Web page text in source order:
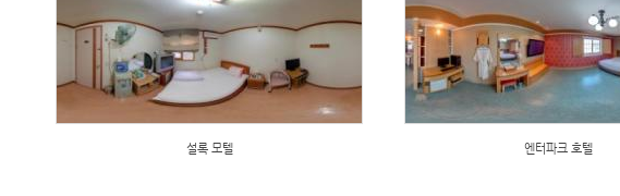
설록 모텔 엔터파크 호텔